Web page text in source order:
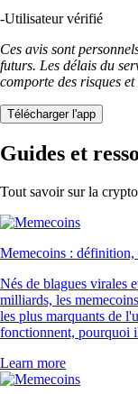
-Utilisateur vérifié
Ces avis sont
futurs. Les délais du
comporte des risques
Télécharger l'app
Guides et
Tout savoir sur la crypto
Memecoins : définition,
Nés de blagues virales
milliards, les
les plus marquants de
fonctionnent, pourquoi
Learn more